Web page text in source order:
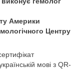
Америки
Центру
мові з QR-